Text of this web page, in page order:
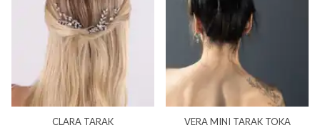
CLARA TARAK
VERA MINI TARAK TOKA